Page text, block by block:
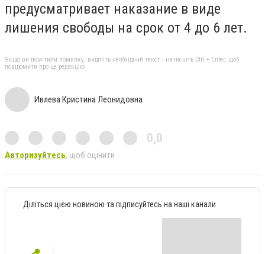
предусматривает наказание в виде
лишения свободы на срок от 4 до 6 лет.
Якщо ви помітили помилку, виділіть необхідний текст і натисніть Ctrl + Enter, щоб
повідомити про це редакцію
Ивлева Кристина Леонидовна
0,0
Авторизуйтесь, щоб оцінити
Діліться цією новиною та підписуйтесь на наші канали